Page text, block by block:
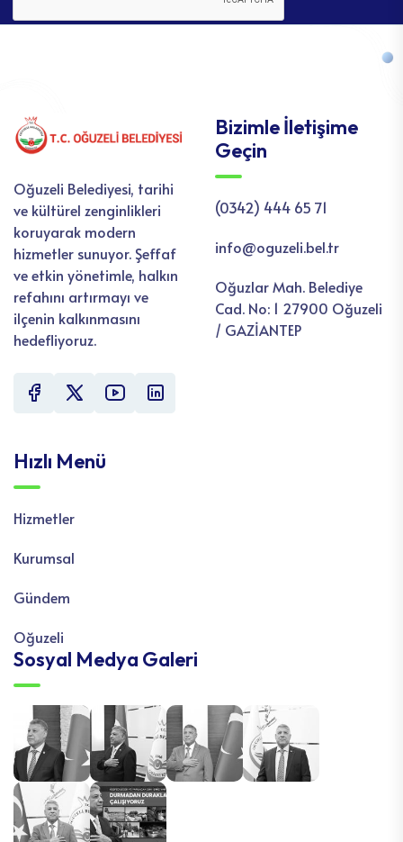
Oğuzeli Belediyesi, tarihi
ve kültürel zenginlikleri
koruyarak modern
hizmetler sunuyor. Şeffaf
ve etkin yönetimle, halkın
refahını artırmayı ve
ilçenin kalkınmasını
hedefliyoruz.
Bizimle İletişime
Geçin
(0342) 444 65 71
info@oguzeli.bel.tr
Oğuzlar Mah. Belediye
Cad. No: 1 27900 Oğuzeli
/ GAZİANTEP
Hızlı Menü
Hizmetler
Kurumsal
Gündem
Oğuzeli
Sosyal Medya Galeri